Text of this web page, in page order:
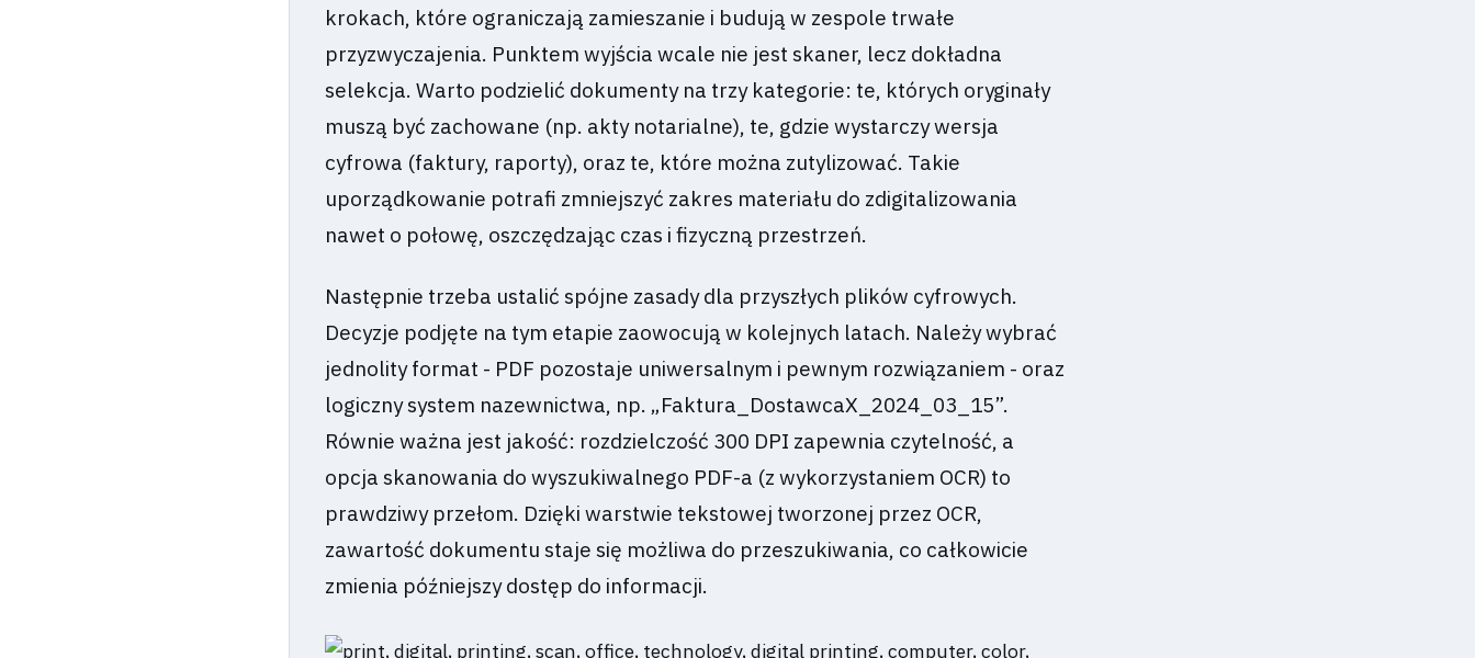
krokach, które ograniczają zamieszanie i budują w zespole trwałe
przyzwyczajenia. Punktem wyjścia wcale nie jest skaner, lecz dokładna
selekcja. Warto podzielić dokumenty na trzy kategorie: te, których oryginały
muszą być zachowane (np. akty notarialne), te, gdzie wystarczy wersja
cyfrowa (faktury, raporty), oraz te, które można zutylizować. Takie
uporządkowanie potrafi zmniejszyć zakres materiału do zdigitalizowania
nawet o połowę, oszczędzając czas i fizyczną przestrzeń.
Następnie trzeba ustalić spójne zasady dla przyszłych plików cyfrowych.
Decyzje podjęte na tym etapie zaowocują w kolejnych latach. Należy wybrać
jednolity format - PDF pozostaje uniwersalnym i pewnym rozwiązaniem - oraz
logiczny system nazewnictwa, np. „Faktura_DostawcaX_2024_03_15”.
Równie ważna jest jakość: rozdzielczość 300 DPI zapewnia czytelność, a
opcja skanowania do wyszukiwalnego PDF-a (z wykorzystaniem OCR) to
prawdziwy przełom. Dzięki warstwie tekstowej tworzonej przez OCR,
zawartość dokumentu staje się możliwa do przeszukiwania, co całkowicie
zmienia późniejszy dostęp do informacji.